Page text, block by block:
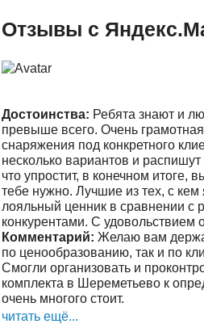
Отзывы с
Достоинства: Ребята знают и
превыше всего. Очень
снаряжения под конкретного
несколько вариантов и
что упростит, в конечном итоге,
тебе нужно. Лучшие из тех, с
лояльный ценник в сравнении с
конкурентами. С удовольствием
Комментарий: Желаю вам
по ценообразованию, так и по
Смогли организовать и
комплекта в Шереметьево к
очень многого стоит.
читать ещё...